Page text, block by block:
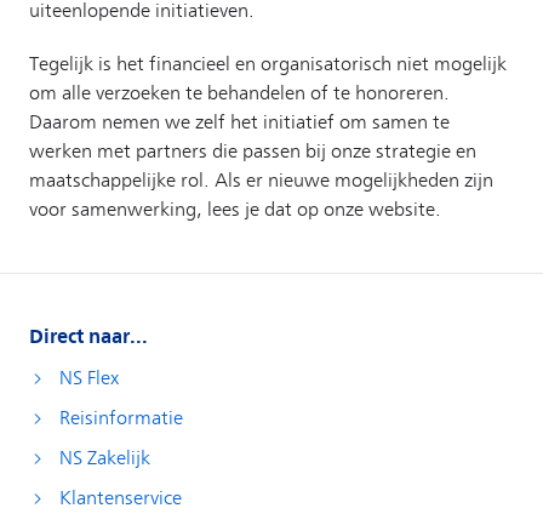
Direct naar...
NS Flex
Reisinformatie
NS Zakelijk
Klantenservice